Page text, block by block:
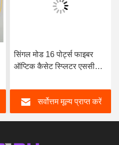
सिंगल मोड 16 पोर्ट्स फाइबर
ऑप्टिक कैसेट स्प्लिटर एससी
सर्वोत्तम मूल्य प्राप्त करें